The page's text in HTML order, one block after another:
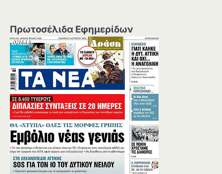
Πρωτοσέλιδα Εφημερίδων